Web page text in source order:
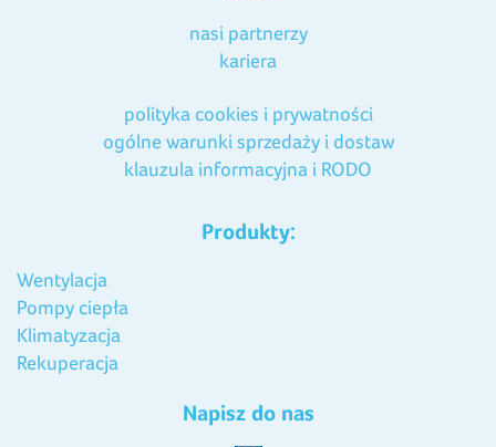
nasi partnerzy
kariera
polityka cookies i prywatności
ogólne warunki sprzedaży i dostaw
klauzula informacyjna i RODO
Produkty:
Wentylacja
Pompy ciepła
Klimatyzacja
Rekuperacja
Napisz do nas